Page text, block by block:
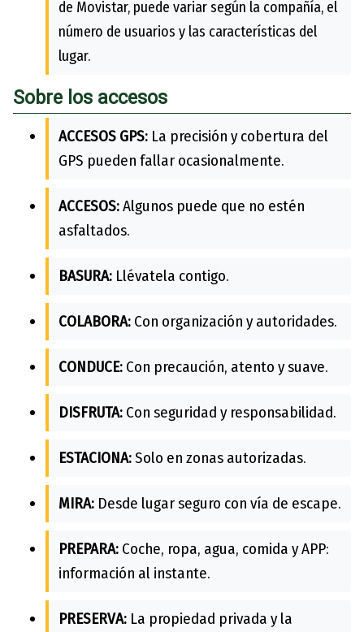
de Movistar, puede variar según la compañía, el
número de usuarios y las características del
lugar.
Sobre los accesos
ACCESOS GPS: La precisión y cobertura del
GPS pueden fallar ocasionalmente.
ACCESOS:Algunos puede que no estén
asfaltados.
BASURA: Llévatela contigo.
COLABORA: Con organización y autoridades.
CONDUCE: Con precaución, atento y suave.
DISFRUTA: Con seguridad y responsabilidad.
ESTACIONA:Solo en zonas autorizadas.
MIRA: Desde lugar seguro con vía de escape.
PREPARA: Coche, ropa, agua, comida y APP:
información al instante.
PRESERVA: La propiedad privada y la